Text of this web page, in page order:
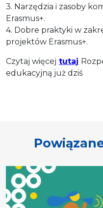
3. Narzędzia i zasoby
Erasmus+.
4. Dobre praktyki w
projektów Erasmus+.
Czytaj więcej tutaj
edukacyjną już dziś